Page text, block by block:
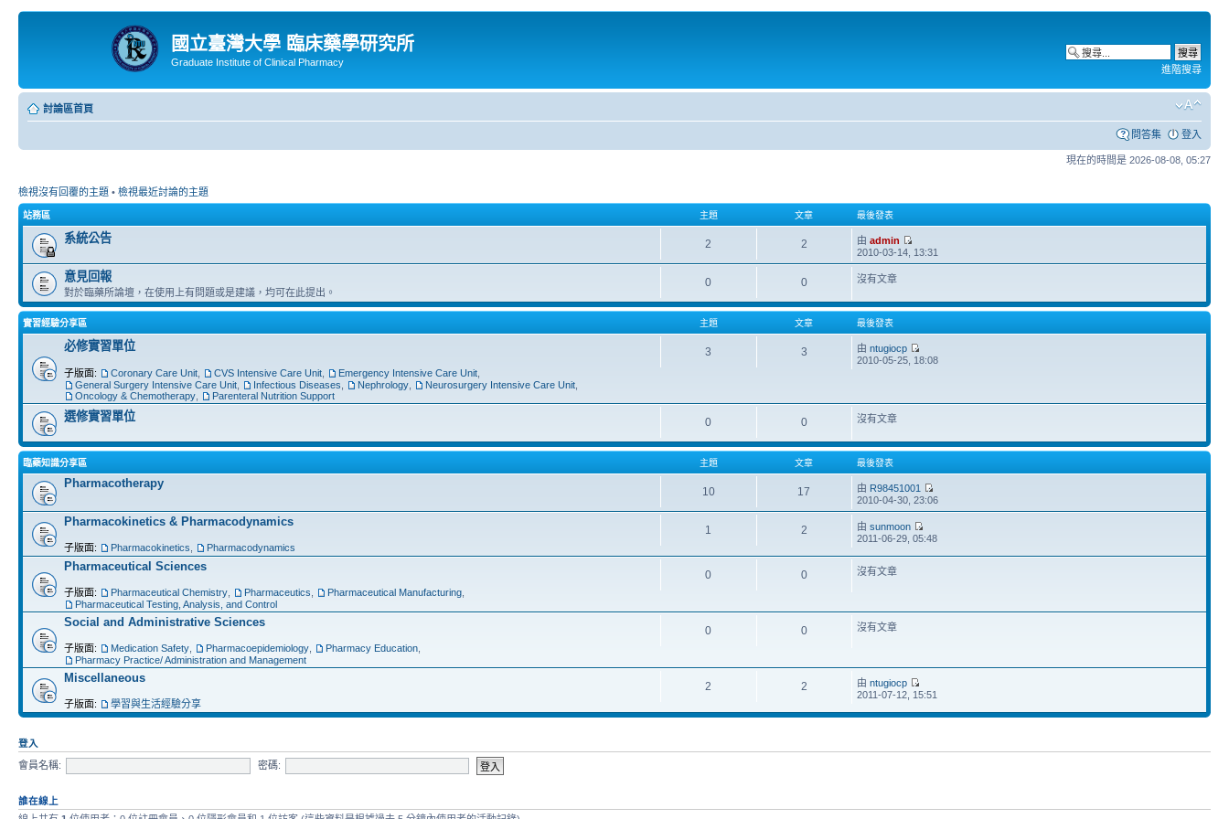
國立臺灣大學 臨床藥學研究所
Graduate Institute of Clinical Pharmacy
進階搜尋
討論區首頁
問答集 登入
現在的時間是 2026-08-08, 05:27
檢視沒有回覆的主題 • 檢視最近討論的主題
站務區 主題 文章 最後發表
系統公告 2 2 由admin
2010-03-14, 13:31
意見回報
對於臨藥所論壇，在使用上有問題或是建議，均可在此提出。
0 0 沒有文章
實習經驗分享區 主題 文章 最後發表
必修實習單位
子版面: Coronary Care Unit CVS Intensive Care Unit Emergency Intensive Care Unit
General Surgery Intensive Care Unit
Infectious Diseases Nephrology Neurosurgery Intensive Care Unit
Oncology & Chemotherapy
Parenteral Nutrition Support
3 3 由ntugiocp
2010-05-25, 18:08
選修實習單位 0 0 沒有文章
臨藥知識分享區 主題 文章 最後發表
Pharmacotherapy
10 17 由 R98451001
2010-04-30, 23:06
Pharmacokinetics & Pharmacodynamics
子版面: Pharmacokinetics Pharmacodynamics
1 2 由sunmoon
2011-06-29, 05:48
Pharmaceutical Sciences
子版面: Pharmaceutical Chemistry Pharmaceutics Pharmaceutical Manufacturing
Pharmaceutical Testing, Analysis, and Control
0 0 沒有文章
Social and Administrative Sciences
子版面: Medication Safety Pharmacoepidemiology Pharmacy Education
Pharmacy Practice/ Administration and Management
0 0 沒有文章
Miscellaneous
子版面: 學習與生活經驗分享
2 2 由ntugiocp
2011-07-12, 15:51
登入
會員名稱:
密碼:
誰在線上